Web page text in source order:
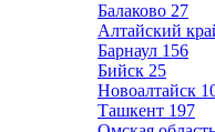
Балаково 27
Алтайский
Барнаул 156
Бийск 25
Новоалтайск
Ташкент 197